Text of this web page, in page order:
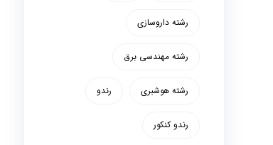
رشته داروسازی
رشته مهندسی برق
رشته هوشبری رندو
رندو کنکور